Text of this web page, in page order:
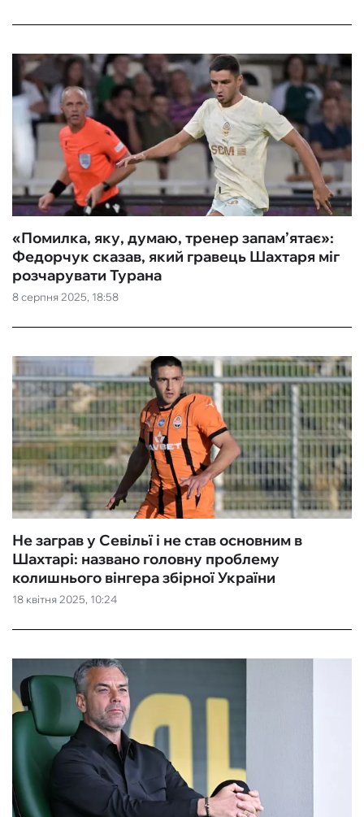
8 серпня 2025, 18:58
«Помилка, яку, думаю, тренер запам’ятає»:
Федорчук сказав, який гравець Шахтаря міг
розчарувати Турана
18 квітня 2025, 10:24
Не заграв у Севільї і не став основним в
Шахтарі: названо головну проблему
колишнього вінгера збірної України